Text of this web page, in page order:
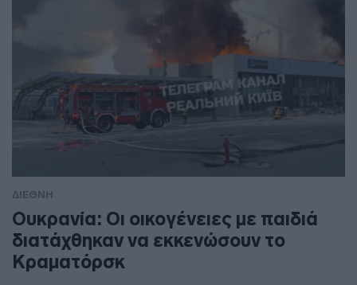
ΔΙΕΘΝΗ
Ουκρανία: Οι οικογένειες με παιδιά
διατάχθηκαν να εκκενώσουν το
Κραματόρσκ